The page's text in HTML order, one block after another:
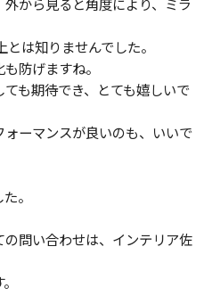
は知りませんでした。
防げますね。
も期待でき、とても嬉しいで
ォーマンスが良いのも、いいで
。
問い合わせは、インテリア佐